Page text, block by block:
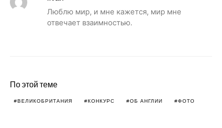
Люблю мир, и мне кажется, мир мне
отвечает взаимностью.
По этой теме
ВЕЛИКОБРИТАНИЯ КОНКУРС ОБ АНГЛИИ ФОТО